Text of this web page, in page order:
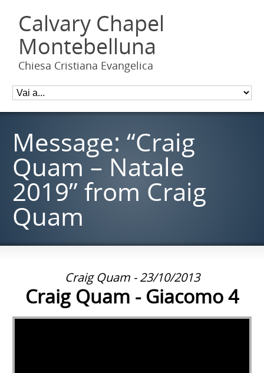
Calvary Chapel
Montebelluna
Chiesa Cristiana Evangelica
Message: “Craig
Quam – Natale
2019” from Craig
Quam
Craig Quam - 23/10/2013
Craig Quam - Giacomo 4